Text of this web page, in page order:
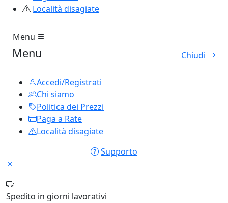
Località disagiate
Menu
Menu Chiudi
Accedi/Registrati
Chi siamo
Politica dei Prezzi
Paga a Rate
Località disagiate
Supporto
Spedito in giorni lavorativi